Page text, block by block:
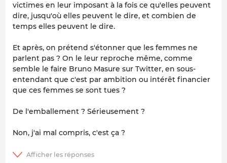
victimes en leur imposant à la fois ce qu'elles peuvent
dire, jusqu'où elles peuvent le dire, et combien de
temps elles peuvent le dire.
Et après, on prétend s'étonner que les femmes ne
parlent pas ? On le leur reproche même, comme
semble le faire Bruno Masure sur Twitter, en sous-
entendant que c'est par ambition ou intérêt financier
que ces femmes se sont tues ?
De l'emballement ? Sérieusement ?
Non, j'ai mal compris, c'est ça ?